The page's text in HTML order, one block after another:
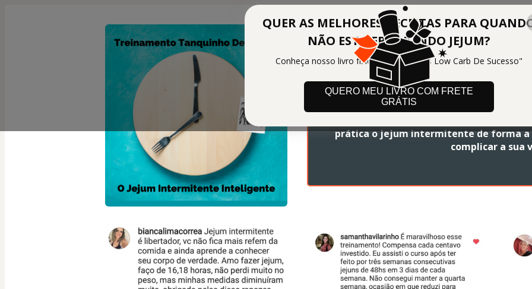
QUER AS MELHORES RECEITAS PARA
NÃO ESTIVER FAZENDO JEJUM?
Conheça nosso livro físico "120 Receitas Low Carb De Sucesso"
QUERO MEU LIVRO COM FRETE
GRÁTIS
Como fazer jejum
ter resultados incríveis
fome.
Treinamento exclusivo revela tudo o que
prática o jejum intermitente de forma a
complicar a sua